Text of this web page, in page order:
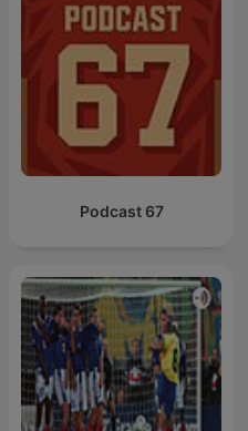
Podcast 67